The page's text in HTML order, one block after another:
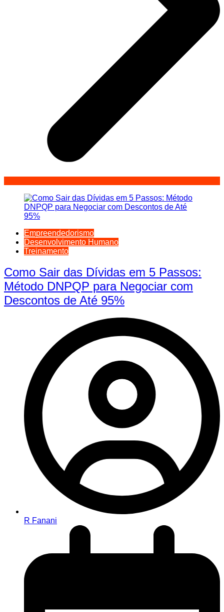
Empreendedorismo
Desenvolvimento Humano
Treinamento
Como Sair das Dívidas em 5 Passos:
Método DNPQP para Negociar com
Descontos de Até 95%
R Fanani